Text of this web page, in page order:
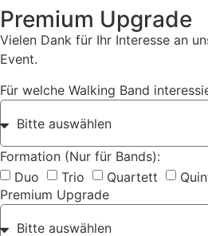
Premium Upgrade
Vielen Dank für Ihr Interesse an
Event.
Für welche Walking Band
Formation (Nur für Bands):
Duo
Trio Quartett
Premium Upgrade